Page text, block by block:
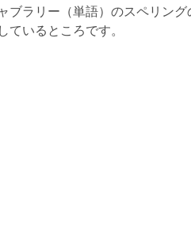
ブラリー（単語）のスペリン
ているところです。